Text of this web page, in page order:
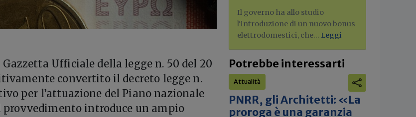
Ufficiale della legge n. 50 del 20
convertito il decreto legge n.
per l’attuazione del Piano nazionale
provvedimento introduce un ampio
Il governo ha allo studio
l'introduzione di un nuovo bonus
elettrodomestici, che... Leggi
Potrebbe interessarti
Attualità
PNRR, gli Architetti: «La
proroga è una garanzia